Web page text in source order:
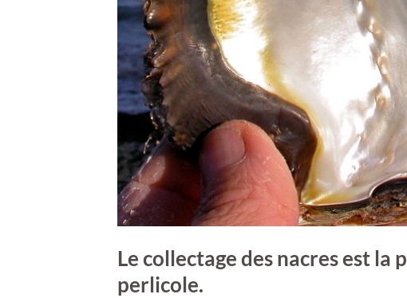
Le collectage des nacres est
perlicole.